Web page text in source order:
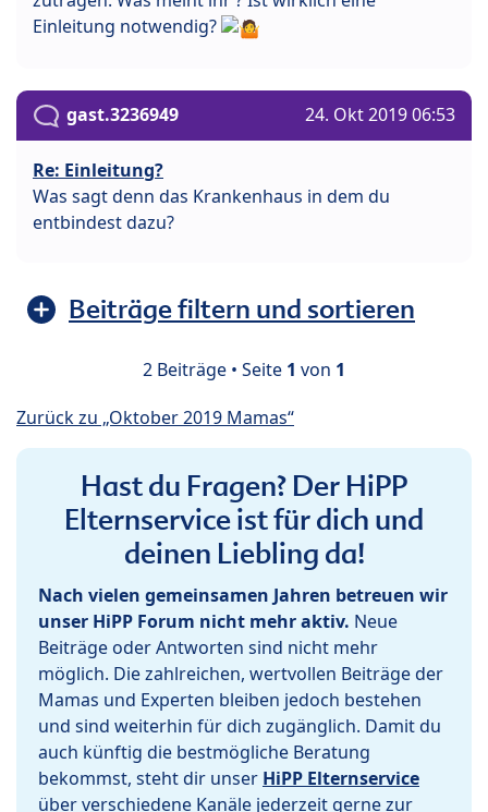
Einleitung notwendig?
gast.3236949 24. Okt 2019 06:53
Re: Einleitung?
Was sagt denn das Krankenhaus in dem du
entbindest dazu?
Beiträge filtern und sortieren
2 Beiträge • Seite 1 von 1
Zurück zu „Oktober 2019 Mamas“
Hast du Fragen? Der HiPP
Elternservice ist für dich und
deinen Liebling da!
Nach vielen gemeinsamen Jahren betreuen wir
unser HiPP Forum nicht mehr aktiv. Neue
Beiträge oder Antworten sind nicht mehr
möglich. Die zahlreichen, wertvollen Beiträge der
Mamas und Experten bleiben jedoch bestehen
und sind weiterhin für dich zugänglich. Damit du
auch künftig die bestmögliche Beratung
bekommst, steht dir unser HiPP Elternservice
über verschiedene Kanäle jederzeit gerne zur